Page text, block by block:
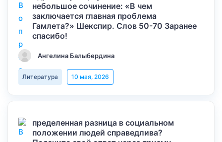
небольшое сочинение: «В чем
заключается главная проблема
Гамлета?» Шекспир. Слов 50-70 Заранее
спасибо!
Ангелина Балыбердина
Литература 10 мая, 2026
пределенная разница в социальном
положении людей справедлива?